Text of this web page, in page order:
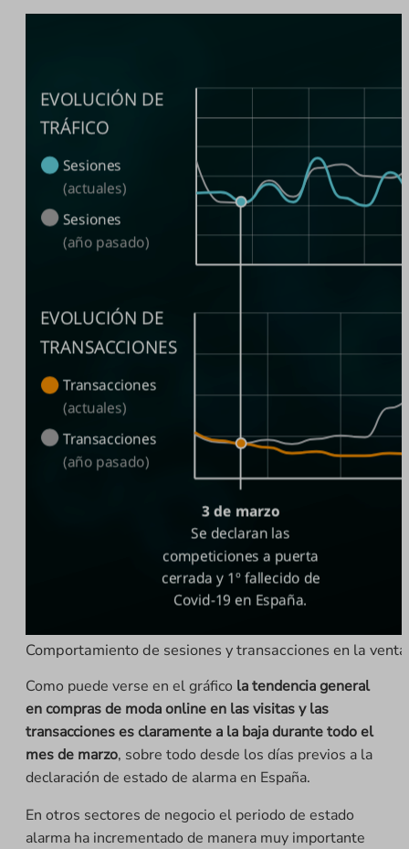
Comportamiento de sesiones y transacciones en la
Como puede verse en el gráfico la tendencia general
en compras de moda online en las visitas y las
transacciones es claramente a la baja durante todo el
mes de marzo, sobre todo desde los días previos a la
declaración de estado de alarma en España.
En otros sectores de negocio el periodo de estado
alarma ha incrementado de manera muy importante